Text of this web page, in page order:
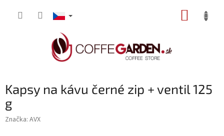
Kapsy na kávu černé zip + ventil 125
g
Značka: AVX